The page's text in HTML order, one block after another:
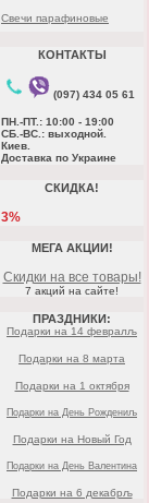
Свечи парафиновые
КОНТАКТЫ
(097) 434 05 61
ПН.-ПТ.: 10:00 - 19:00
СБ.-ВС.: выходной.
Киев.
Доставка по Украине
СКИДКА!
3%
МЕГА АКЦИИ!
Скидки на все товары!
7 акций на сайте!
ПРАЗДНИКИ:
Подарки на 14 февралљ
Подарки на 8 марта
Подарки на 1 октября
Подарки на День Рождениљ
Подарки на Новый Год
Подарки на День Валентина
Подарки на 6 декабрљ